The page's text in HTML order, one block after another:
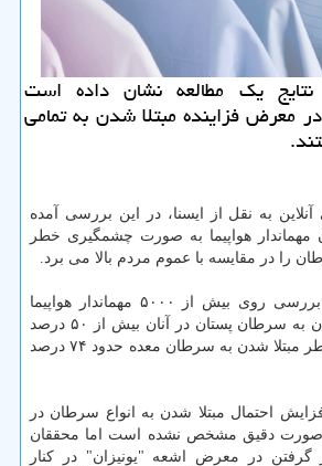
یك مطالعه نشان داده است
در معرض فزاینده مبتلا شدن به تمامی
به نقل از ایسنا، در این بررسی آمده
مهماندار هواپیما به صورت چشمگیری خطر
را در مقایسه با عموم مردم بالا می برد.
محققان آمریكایی در بررسی روی بیش از ۵۰۰۰ مهماندار هواپیما
دریافتند خطر مبتلا شدن به سرطان پستان در آنان بیش از ۵۰ درصد
است در صورتی كه خطر مبتلا شدن به سرطان معده حدود ۷۴ درصد
احتمال مبتلا شدن به انواع سرطان در
به صورت دقیق مشخص نشده است اما محققان
گرفتن در معرض اشعه "یونیزان" در كنار